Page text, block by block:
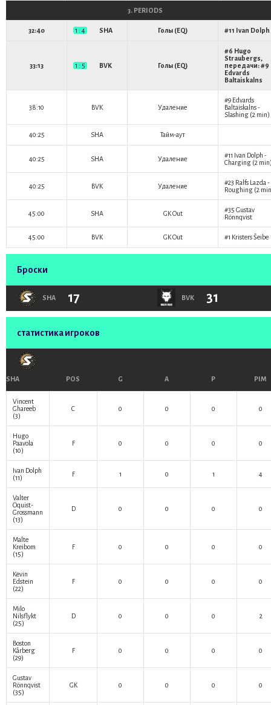
3. PERIODS
32:40 1 : 4 SHA Голы (EQ) #11 Ivan Dolph
33:13 1 : 5 BVK Голы (EQ)
#6 Hugo
Straubergs,
передачи: #9
Edvards
Baltaiskalns
38:10 BVK Удаление
#9 Edvards
Baltaiskalns-
Slashing (2 min)
40:25 SHA Тайм-аут
40:25 SHA Удаление #11 Ivan Dolph -
Charging (2
40:25 BVK Удаление #23 Ralfs Lazda -
Roughing (2
45:00 SHA GK Out #35 Gustav
Rönnqvist
45:00 BVK GK Out #1 Kristers Šeibe
Броски
SHA 17 BVK 31
статистика игроков
SHA POS G A P PIM
Vincent
Ghareeb
(3)
C 0 0 0 0
Hugo
Paavola
(10)
F 0 0 0 0
Ivan Dolph
(11)
F 1 0 1 4
Valter
Öquist-
Grossmann
(13)
D 0 0 0 0
Malte
Kreibom
(15)
F 0 0 0 0
Kevin
Edstein
(22)
F 0 0 0 0
Milo
Nilsflykt
(25)
D 0 0 0 2
Boston
Kårberg
(29)
F 0 0 0 0
Gustav
Rönnqvist
(35)
GK 0 0 0 0